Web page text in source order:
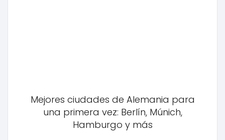
Mejores ciudades de Alemania para
una primera vez: Berlín, Múnich,
Hamburgo y más